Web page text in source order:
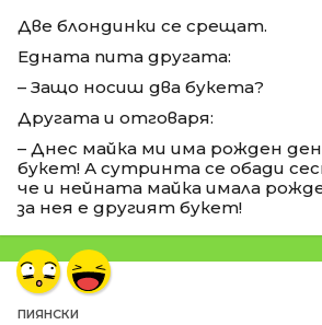
Две блондинки се срещат.
Едната пита другата:
– Защо носиш два букета?
Другата и отговаря:
– Днес майка ми има рожден
букет! А сутринта се обади
че и нейната майка имала
за нея е другият букет!
ПИЯНСКИ